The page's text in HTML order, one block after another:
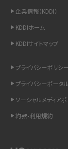
iCloudの使用容量を
インスタのDMの送り
企業情報（KDDI）
KDDIホーム
KDDIサイトマップ
プライバシーポリシー
プライバシーポータル
ソーシャルメディア
約款•利用規約